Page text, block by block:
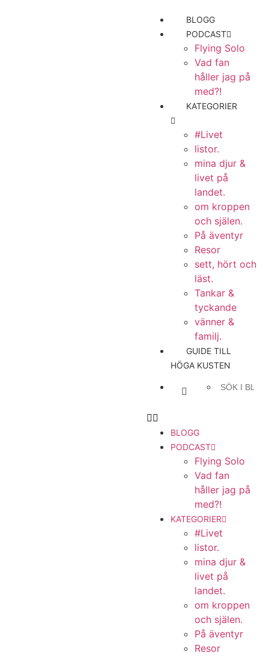
BLOGG
PODCAST
Flying Solo
Vad fan
håller jag på
med?!
KATEGORIER
#Livet
listor.
mina djur &
livet på
landet.
om kroppen
och själen.
På äventyr
Resor
sett, hört och
läst.
Tankar &
tyckande
vänner &
familj.
GUIDE TILL
HÖGA KUSTEN
BLOGG
PODCAST
Flying Solo
Vad fan
håller jag på
med?!
KATEGORIER
#Livet
listor.
mina djur &
livet på
landet.
om kroppen
och själen.
På äventyr
Resor